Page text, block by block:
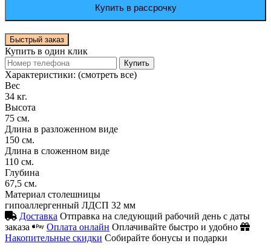
Купить в рассрочку
Быстрый заказ
Купить в один клик
Купить
Характеристики: (смотреть все)
Вес
34 кг.
Высота
75 см.
Длина в разложенном виде
150 см.
Длина в сложенном виде
110 см.
Глубина
67,5 см.
Материал столешницы
гипоаллергенный ЛДСП 32 мм
Доставка Отправка на следующий рабочий день с даты
заказа
Оплата онлайн Оплачивайте быстро и удобно
Накопительные скидки Собирайте бонусы и подарки